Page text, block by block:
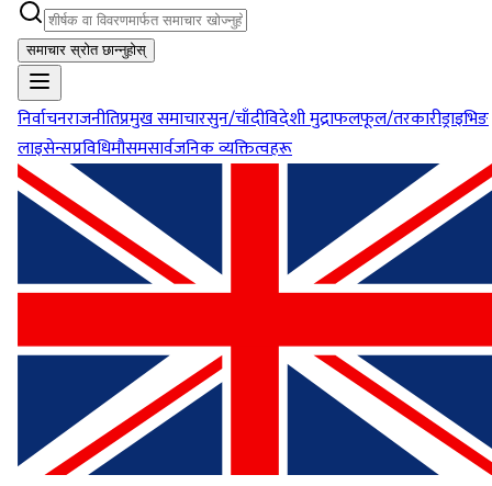
समाचार स्रोत छान्नुहोस्
निर्वाचनराजनीतिप्रमुख समाचारसुन/चाँदीविदेशी मुद्राफलफूल/तरकारीड्राइभिङ
लाइसेन्सप्रविधिमौसमसार्वजनिक व्यक्तित्वहरू